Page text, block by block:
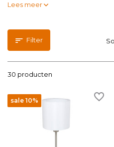
Lees meer
Filter
30 producten
sale 10%